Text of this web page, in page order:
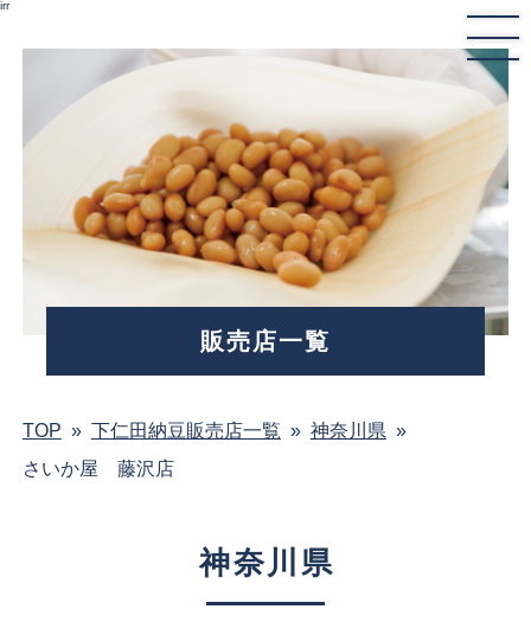
irr
販売店一覧
TOP » 下仁田納豆販売店一覧 » 神奈川県 »
さいか屋 藤沢店
神奈川県